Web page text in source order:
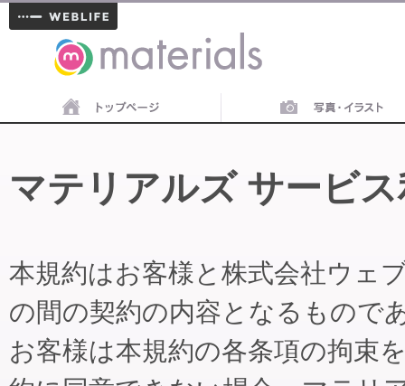
materials
マテリアルズ サービ
本規約はお客様と株式会社ウェ
の間の契約の内容となるもので
お客様は本規約の各条項の拘束